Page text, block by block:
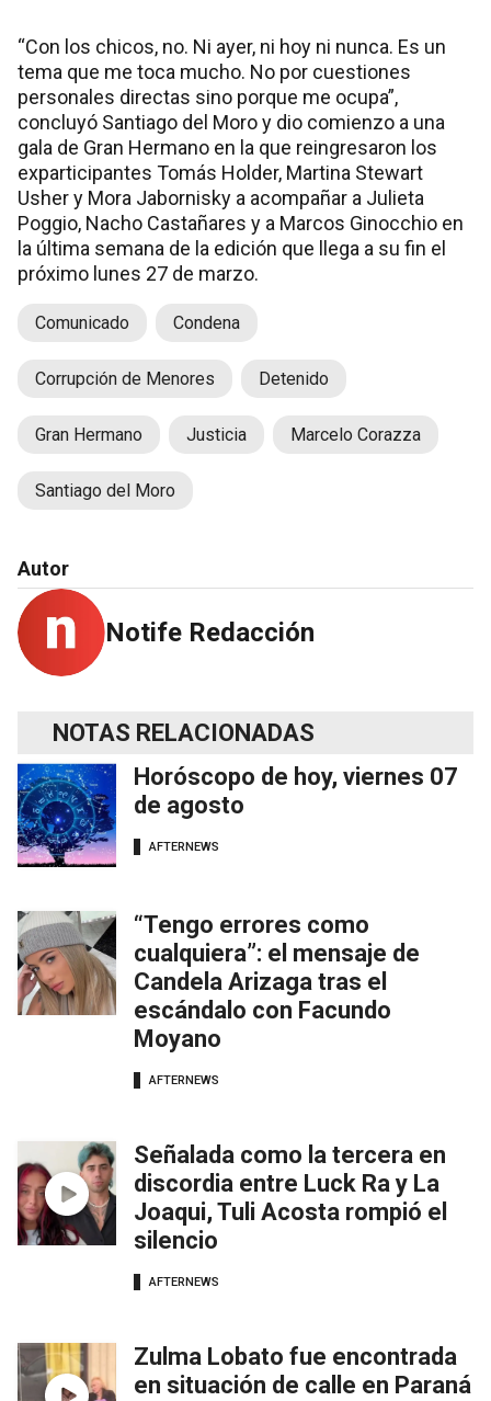
“Con los chicos, no. Ni ayer, ni hoy ni nunca. Es un
tema que me toca mucho. No por cuestiones
personales directas sino porque me ocupa”,
concluyó Santiago del Moro y dio comienzo a una
gala de Gran Hermano en la que reingresaron los
exparticipantes Tomás Holder, Martina Stewart
Usher y Mora Jabornisky a acompañar a Julieta
Poggio, Nacho Castañares y a Marcos Ginocchio en
la última semana de la edición que llega a su fin el
próximo lunes 27 de marzo.
Comunicado Condena
Corrupción de Menores Detenido
Gran Hermano Justicia Marcelo Corazza
Santiago del Moro
Autor
Notife Redacción
NOTAS RELACIONADAS
Horóscopo de hoy, viernes 07
de agosto
AFTERNEWS
“Tengo errores como
cualquiera”: el mensaje de
Candela Arizaga tras el
escándalo con Facundo
Moyano
AFTERNEWS
Señalada como la tercera en
discordia entre Luck Ra y La
Joaqui, Tuli Acosta rompió el
silencio
AFTERNEWS
Zulma Lobato fue encontrada
en situación de calle en Paraná